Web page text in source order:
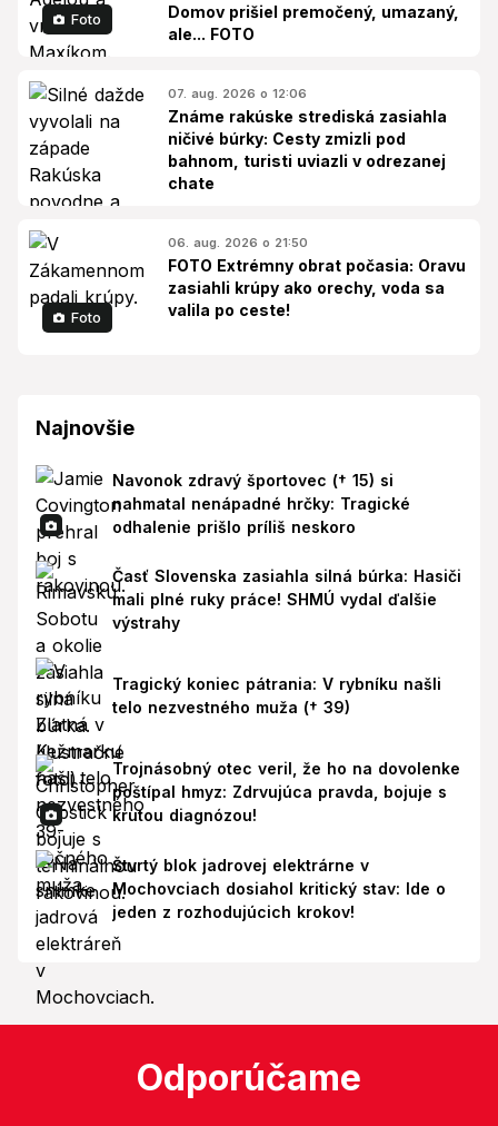
Foto
Domov prišiel premočený, umazaný,
ale... FOTO
07. aug. 2026 o 12:06
Známe rakúske strediská zasiahla
ničivé búrky: Cesty zmizli pod
bahnom, turisti uviazli v odrezanej
chate
Foto
06. aug. 2026 o 21:50
FOTO Extrémny obrat počasia: Oravu
zasiahli krúpy ako orechy, voda sa
valila po ceste!
Najnovšie
Navonok zdravý športovec († 15) si
nahmatal nenápadné hrčky: Tragické
odhalenie prišlo príliš neskoro
Časť Slovenska zasiahla silná búrka: Hasiči
mali plné ruky práce! SHMÚ vydal ďalšie
výstrahy
Tragický koniec pátrania: V rybníku našli
telo nezvestného muža († 39)
Trojnásobný otec veril, že ho na dovolenke
poštípal hmyz: Zdrvujúca pravda, bojuje s
krutou diagnózou!
Štvrtý blok jadrovej elektrárne v
Mochovciach dosiahol kritický stav: Ide o
jeden z rozhodujúcich krokov!
Odporúčame